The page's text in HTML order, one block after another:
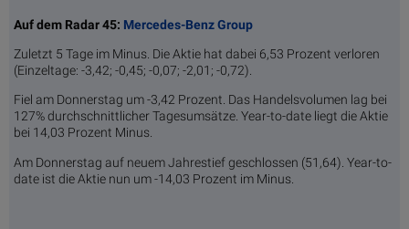
Auf dem Radar 45: Mercedes-Benz Group
Zuletzt 5 Tage im Minus. Die Aktie hat dabei 6,53 Prozent verloren
(Einzeltage: -3,42; -0,45; -0,07; -2,01; -0,72).
Fiel am Donnerstag um -3,42 Prozent. Das Handelsvolumen lag bei
127% durchschnittlicher Tagesumsätze. Year-to-date liegt die Aktie
bei 14,03 Prozent Minus.
Am Donnerstag auf neuem Jahrestief geschlossen (51,64). Year-to-
date ist die Aktie nun um -14,03 Prozent im Minus.